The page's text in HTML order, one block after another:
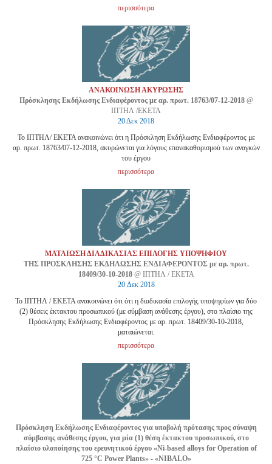
περισσότερα
ΑΝΑΚΟΙΝΩΣΗ ΑΚΥΡΩΣΗΣ
Πρόσκλησης Εκδήλωσης Ενδιαφέροντος με αρ. πρωτ. 18763/07-12-2018 @
ΙΠΤΗΛ /ΕΚΕΤΑ
20 Δεκ 2018
Το ΙΠΤΗΛ/ ΕΚΕΤΑ ανακοινώνει ότι η Πρόσκληση Εκδήλωσης Ενδιαφέροντος με
αρ. πρωτ. 18763/07-12-2018, ακυρώνεται για λόγους επανακαθορισμού των αναγκών
του έργου
περισσότερα
ΜΑΤΑΙΩΣΗ ΔΙΑΔΙΚΑΣΙΑΣ ΕΠΙΛΟΓΗΣ ΥΠΟΨΗΦΙΟΥ
ΤΗΣ ΠΡΟΣΚΛΗΣΗΣ ΕΚΔΗΛΩΣΗΣ ΕΝΔΙΑΦΕΡΟΝΤΟΣ με αρ. πρωτ.
18409/30-10-2018@ ΙΠΤΗΛ / EKETA
20 Δεκ 2018
Το ΙΠΤΗΛ / ΕΚΕΤΑ ανακοινώνει ότι ότι η διαδικασία επιλογής υποψηφίων για δύο
(2) θέσεις έκτακτου προσωπικού (με σύμβαση ανάθεσης έργου), στο πλαίσιο της
Πρόσκλησης Εκδήλωσης Ενδιαφέροντος με αρ. πρωτ. 18409/30-10-2018,
ματαιώνεται.
περισσότερα
Πρόσκληση Εκδήλωσης Ενδιαφέροντος για υποβολή πρότασης προς σύναψη
σύμβασης ανάθεσης έργου, για μία (1) θέση έκτακτου προσωπικού, στο
πλαίσιο υλοποίησης του ερευνητικού έργου «Ni-based alloys for Operation of
725 °C Power Plants» - «NIBALO»